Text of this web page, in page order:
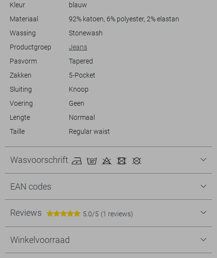
formele uitstraling. Met Cast Iron weet je zeker dat je kiest voor
kwaliteit en stijl in één.
Kleur
blauw
Materiaal
92% katoen, 6% polyester, 2% elastan
Wassing
Stonewash
Productgroep
Jeans
Pasvorm
Tapered
Zakken
5-Pocket
Sluiting
Knoop
Voering
Geen
Lengte
Normaal
Taille
Regular waist
Wasvoorschrift
EAN codes
Reviews 5.0/5 (1 reviews)
Winkelvoorraad